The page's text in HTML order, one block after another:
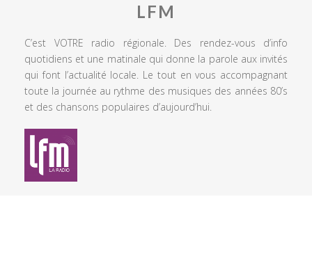
LFM
C’est VOTRE radio régionale. Des rendez-vous d’info
quotidiens et une matinale qui donne la parole aux invités
qui font l’actualité locale. Le tout en vous accompagnant
toute la journée au rythme des musiques des années 80’s
et des chansons populaires d’aujourd’hui.